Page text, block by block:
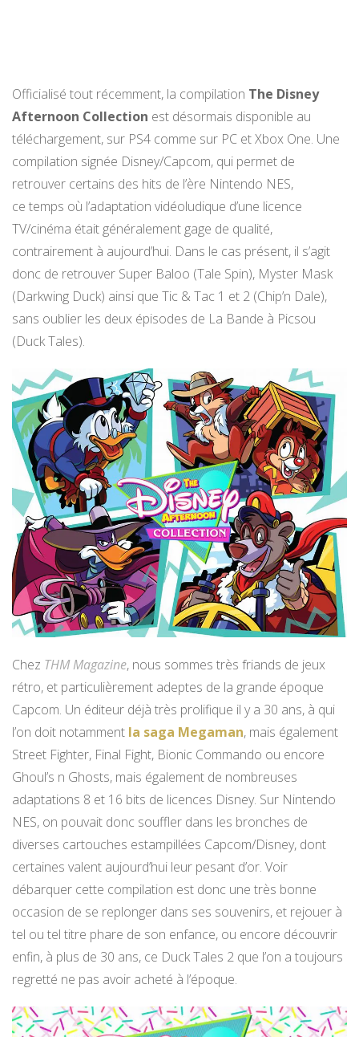
Officialisé tout récemment, la compilation The Disney
Afternoon Collection est désormais disponible au
téléchargement, sur PS4 comme sur PC et Xbox One. Une
compilation signée Disney/Capcom, qui permet de
retrouver certains des hits de l’ère Nintendo NES,
ce temps où l’adaptation vidéoludique d’une licence
TV/cinéma était généralement gage de qualité,
contrairement à aujourd’hui. Dans le cas présent, il s’agit
donc de retrouver Super Baloo (Tale Spin), Myster Mask
(Darkwing Duck) ainsi que Tic & Tac 1 et 2 (Chip’n Dale),
sans oublier les deux épisodes de La Bande à Picsou
(Duck Tales).
Chez THM Magazine, nous sommes très friands de jeux
rétro, et particulièrement adeptes de la grande époque
Capcom. Un éditeur déjà très prolifique il y a 30 ans, à qui
l’on doit notamment la saga Megaman, mais également
Street Fighter, Final Fight, Bionic Commando ou encore
Ghoul’s n Ghosts, mais également de nombreuses
adaptations 8 et 16 bits de licences Disney. Sur Nintendo
NES, on pouvait donc souffler dans les bronches de
diverses cartouches estampillées Capcom/Disney, dont
certaines valent aujourd’hui leur pesant d’or. Voir
débarquer cette compilation est donc une très bonne
occasion de se replonger dans ses souvenirs, et rejouer à
tel ou tel titre phare de son enfance, ou encore découvrir
enfin, à plus de 30 ans, ce Duck Tales 2 que l’on a toujours
regretté ne pas avoir acheté à l’époque.